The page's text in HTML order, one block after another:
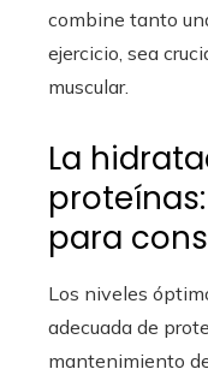
combine tanto
ejercicio, sea
muscular.
La
para
Los niveles
adecuada de
mantenimiento